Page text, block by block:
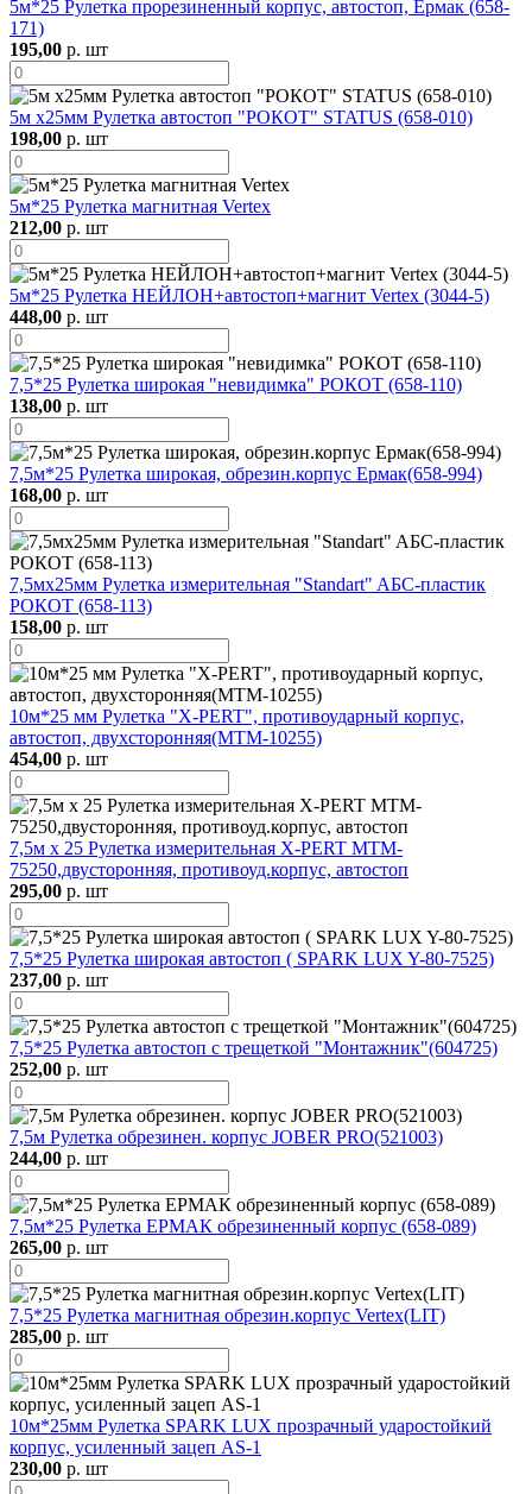
5м*25 Рулетка прорезиненный корпус, автостоп, Ермак (658-
171)
195,00 р. шт
5м х25мм Рулетка автостоп "РОКОТ" STATUS (658-010)
198,00 р. шт
5м*25 Рулетка магнитная Vertex
212,00 р. шт
5м*25 Рулетка НЕЙЛОН+автостоп+магнит Vertex (3044-5)
448,00 р. шт
7,5*25 Рулетка широкая "невидимка" РОКОТ (658-110)
138,00 р. шт
7,5м*25 Рулетка широкая, обрезин.корпус Ермак(658-994)
168,00 р. шт
7,5мх25мм Рулетка измерительная "Standart" AБС-пластик
РОКОТ (658-113)
158,00 р. шт
10м*25 мм Рулетка "X-PERT", противоударный корпус,
автостоп, двухсторонняя(МТМ-10255)
454,00 р. шт
7,5м х 25 Рулетка измерительная X-PERT MTM-
75250,двусторонняя, противоуд.корпус, автостоп
295,00 р. шт
7,5*25 Рулетка широкая автостоп ( SPARK LUX Y-80-7525)
237,00 р. шт
7,5*25 Рулетка автостоп с трещеткой "Монтажник"(604725)
252,00 р. шт
7,5м Рулетка обрезинен. корпус JOBER PRO(521003)
244,00 р. шт
7,5м*25 Рулетка ЕРМАК обрезиненный корпус (658-089)
265,00 р. шт
7,5*25 Рулетка магнитная обрезин.корпус Vertex(LIT)
285,00 р. шт
10м*25мм Рулетка SPARK LUX прозрачный ударостойкий
корпус, усиленный зацеп AS-1
230,00 р. шт